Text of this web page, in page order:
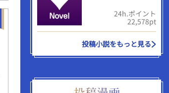
24h.ポイント
22,578pt
投稿小説をもっと見る